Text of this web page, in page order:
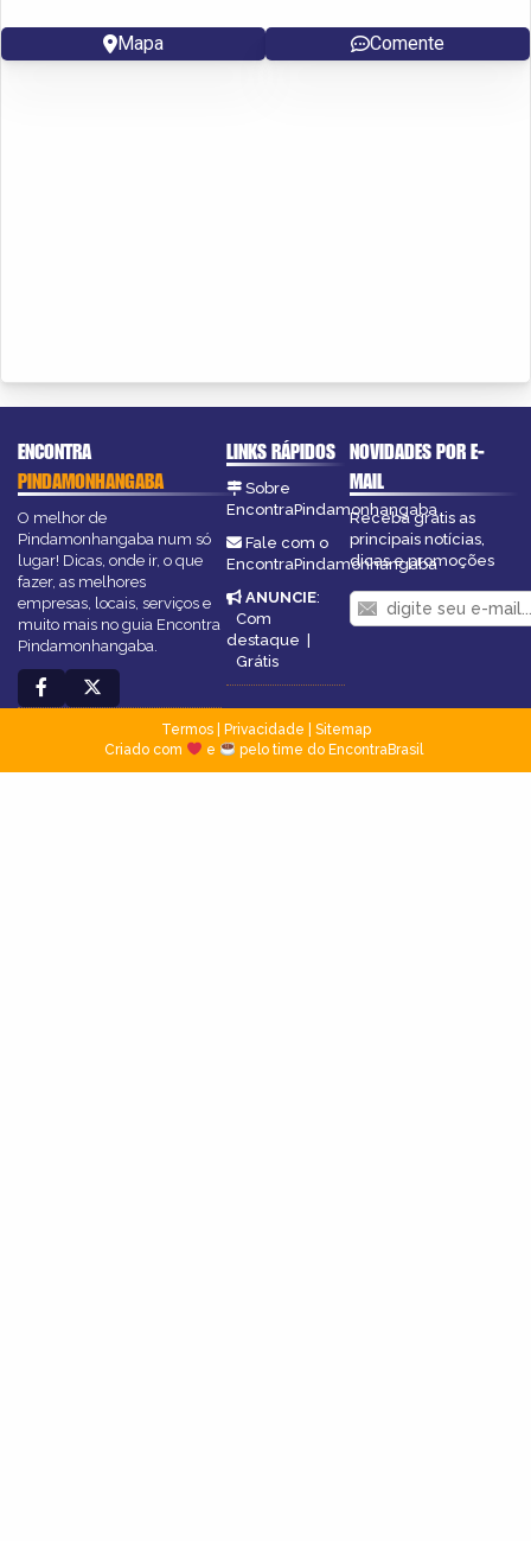
Mapa Comente
ENCONTRA
PINDAMONHANGABA
O melhor de
Pindamonhangaba num só
lugar! Dicas, onde ir, o que
fazer, as melhores
empresas, locais, serviços e
muito mais no guia Encontra
Pindamonhangaba.
LINKS RÁPIDOS
Sobre
EncontraPindamonhangaba
Fale com o
EncontraPindamonhangaba
ANUNCIE:
Com
destaque |
Grátis
NOVIDADES POR E-
MAIL
Receba grátis as
principais notícias,
dicas e promoções
Termos| Privacidade
Sitemap
Criado com
e pelo time do EncontraBrasil